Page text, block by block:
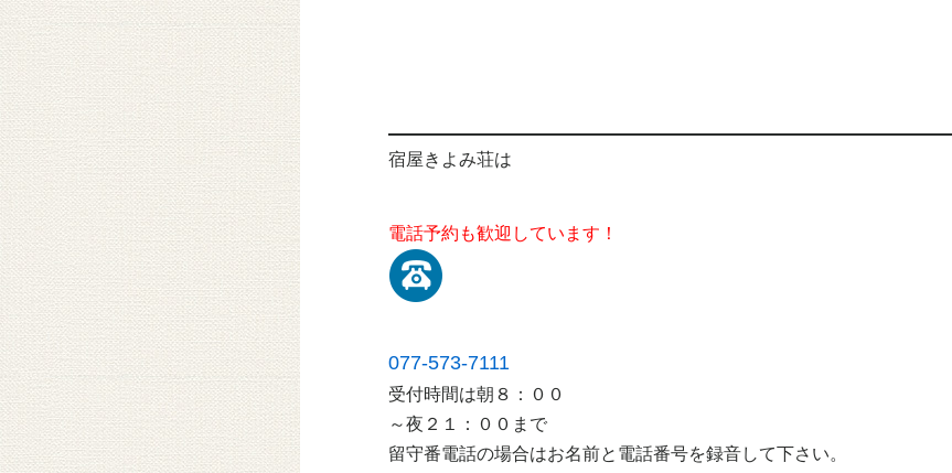
宿屋きよみ荘は
電話予約も歓迎しています！
077-573-7111
受付時間は朝８：００
～夜２１：００まで
留守番電話の場合はお名前と電話番号を録音して下さい。